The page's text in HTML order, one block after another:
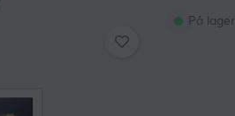
På lager